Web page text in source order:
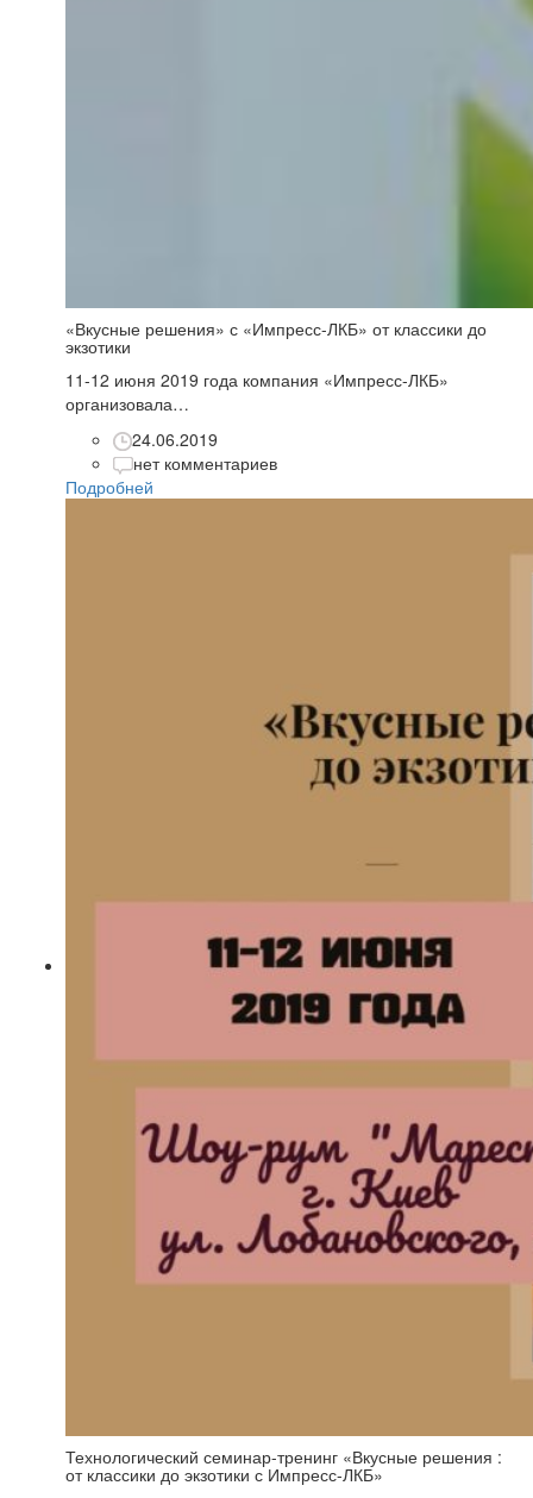
«Вкусные решения» с «Импресс-ЛКБ» от классики до
экзотики
11-12 июня 2019 года компания «Импресс-ЛКБ»
организовала…
24.06.2019
нет комментариев
Подробней
Технологический семинар-тренинг «Вкусные решения :
от классики до экзотики с Импресс-ЛКБ»